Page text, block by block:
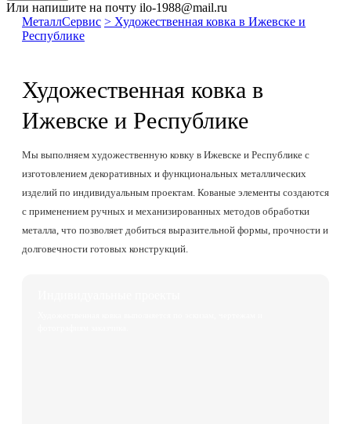
Или напишите на почту ilo-1988@mail.ru
МеталлСервис > Художественная ковка в Ижевске и
Республике
Художественная ковка в
Ижевске и Республике
Мы выполняем художественную ковку в Ижевске и Республике с
изготовлением декоративных и функциональных металлических
изделий по индивидуальным проектам. Кованые элементы создаются
с применением ручных и механизированных методов обработки
металла, что позволяет добиться выразительной формы, прочности и
долговечности готовых конструкций.